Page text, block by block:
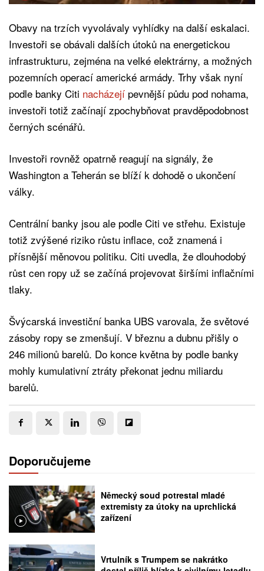
Obavy na trzích vyvolávaly vyhlídky na další eskalaci.
Investoři se obávali dalších útoků na energetickou
infrastrukturu, zejména na velké elektrárny, a možných
pozemních operací americké armády. Trhy však nyní
podle banky Citi nacházejí pevnější půdu pod nohama,
investoři totiž začínají zpochybňovat pravděpodobnost
černých scénářů.
Investoři rovněž opatrně reagují na signály, že
Washington a Teherán se blíží k dohodě o ukončení
války.
Centrální banky jsou ale podle Citi ve střehu. Existuje
totiž zvýšené riziko růstu inflace, což znamená i
přísnější měnovou politiku. Citi uvedla, že dlouhodobý
růst cen ropy už se začíná projevovat širšími inflačními
tlaky.
Švýcarská investiční banka UBS varovala, že světové
zásoby ropy se zmenšují. V březnu a dubnu přišly o
246 milionů barelů. Do konce května by podle banky
mohly kumulativní ztráty překonat jednu miliardu
barelů.
Doporučujeme
Německý soud potrestal mladé
extremisty za útoky na uprchlická
zařízení
Vrtulník s Trumpem se nakrátko